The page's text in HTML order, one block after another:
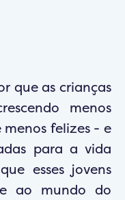
que as crianças
menos
felizes - e
para a vida
esses jovens
ao mundo do